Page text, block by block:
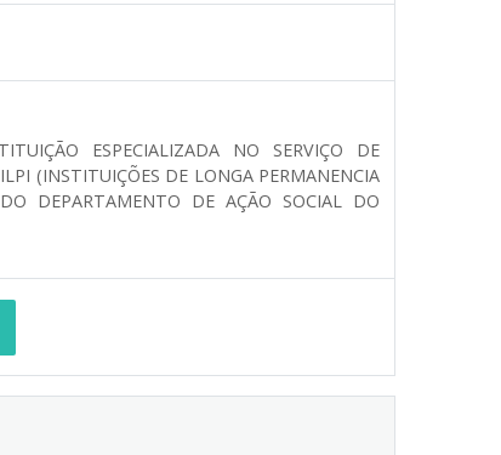
ESPECIALIZADA NO SERVIÇO DE
(INSTITUIÇÕES DE LONGA PERMANENCIA
DEPARTAMENTO DE AÇÃO SOCIAL DO